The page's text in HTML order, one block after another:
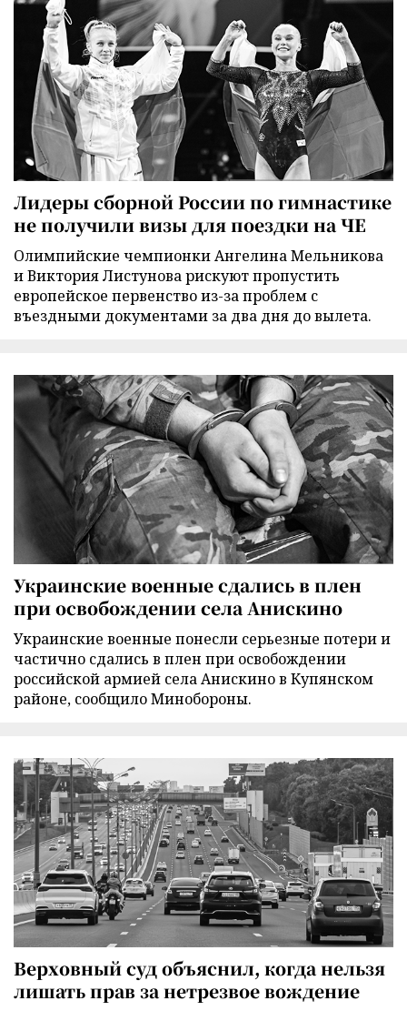
Лидеры сборной России по гимнастике
не получили визы для поездки на ЧЕ
Олимпийские чемпионки Ангелина Мельникова
и Виктория Листунова рискуют пропустить
европейское первенство из-за проблем с
въездными документами за два дня до вылета.
Украинские военные сдались в плен
при освобождении села Анискино
Украинские военные понесли серьезные потери и
частично сдались в плен при освобождении
российской армией села Анискино в Купянском
районе, сообщило Минобороны.
Верховный суд объяснил, когда нельзя
лишать прав за нетрезвое вождение